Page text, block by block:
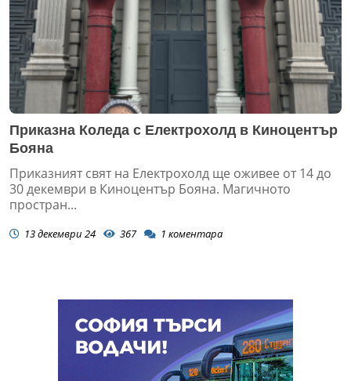
Приказна Коледа с Електрохолд в Киноцентър
Бояна
Приказният свят на Електрохолд ще оживее от 14 до
30 декември в Киноцентър Бояна. Магичното
простран...
13 декември 24 367 1 коментара